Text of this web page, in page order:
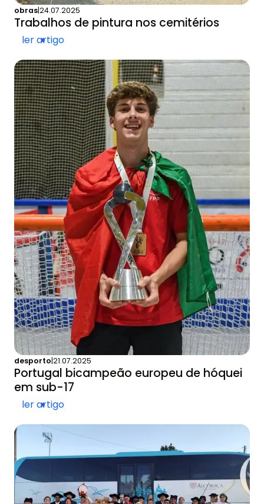
obras|24.07.2025
Trabalhos de pintura nos cemitérios
ler artigo
desporto|21.07.2025
Portugal bicampeão europeu de hóquei
em sub-17
ler artigo